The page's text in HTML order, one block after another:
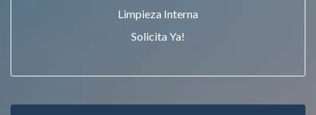
Limpieza Interna
Solicita Ya!